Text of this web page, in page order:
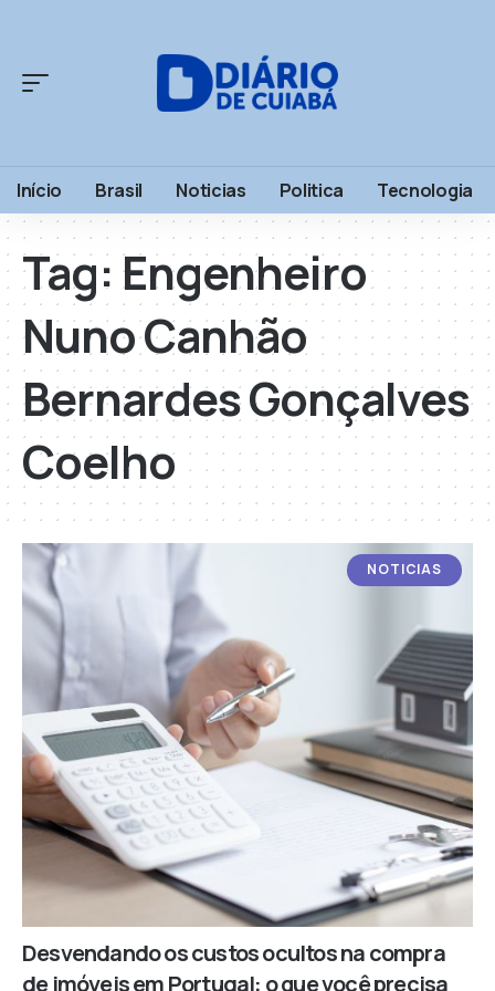
Início Brasil Noticias Politica Tecnologia
Tag:Engenheiro
Nuno Canhão
Bernardes Gonçalves
Coelho
NOTICIAS
Desvendando os custos ocultos na compra
de imóveis em Portugal: o que você precisa